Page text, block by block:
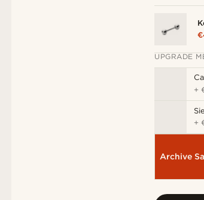
UPGRADE
+
+
Archive